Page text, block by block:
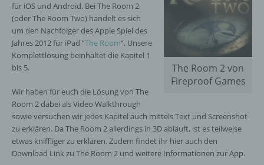
The Room 2 von
Fireproof Games
für iOS und Android. Bei The Room 2
(oder The Room Two) handelt es sich
um den Nachfolger des Apple Spiel des
Jahres 2012 für iPad “The Room“. Unsere
Komplettlösung beinhaltet die Kapitel 1
bis 5.
Wir haben für euch die Lösung von The
Room 2 dabei als Video Walkthrough
sowie versuchen wir jedes Kapitel auch mittels Text und Screenshot
zu erklären. Da The Room 2 allerdings in 3D abläuft, ist es teilweise
etwas kniffliger zu erklären. Zudem findet ihr hier auch den
Download Link zu The Room 2 und weitere Informationen zur App.